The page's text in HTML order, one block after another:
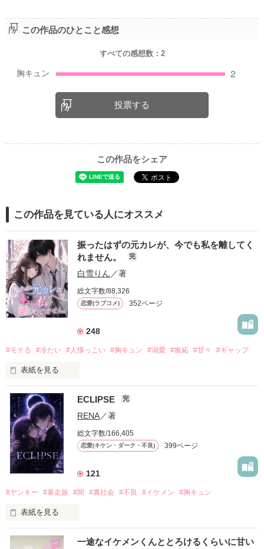
この作品のひとこと感想
すべての感想数： 2
投票する
この作品をシェア
この作品を見ている人にオススメ
振ったはずの元カレが、今でも私を離してく
れません。
完
白雪りん ／著
総文字数/88,326
恋愛(ラブコメ) 352ページ
248
#モテる #冷たい #人懐っこい #胸キュン #溺愛 #嫉妬 #甘々 #ギャップ
表紙を見る
「好きだったから、別れを選んだ。」
モテる人を好きになるのが怖かった。
だから私は、中学時代に大好きだった彼を自分から振った。
もう会うことはないと思っていたのに、
高校生になって再会した彼は、隣の学校で”王子様”と呼ばれる
他の女の子には冷たいのに
私にだけ昔と変わらない笑顔を向けてくる。
ECLIPSE 完
RENA／著
総文字数/166,405
恋愛(キケン・ダーク・不良) 399ページ
121
#ヤンキー #暴走族 #闇 #裏社会 #不良 #イケメン #胸キュン
表紙を見る
表紙画像はAIです
一途なイケメンくんととろけるくらいに甘い